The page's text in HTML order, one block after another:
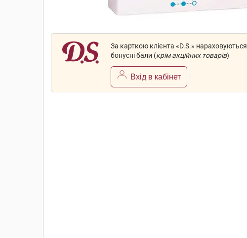
За карткою клієнта «D.S.» нараховуються
бонусні бали (крім акційних товарів)
Вхід в кабінет